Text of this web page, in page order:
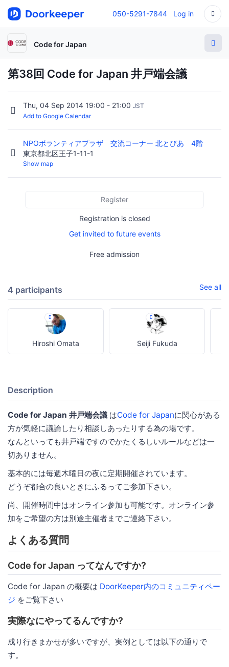
050-5291-7844 Log in
Code for Japan
第38回 Code for Japan 井戸端会議
Thu, 04 Sep 2014 19:00 - 21:00 JST
Add to Google Calendar
NPOボランティアプラザ 交流コーナー 北とぴあ 4階
東京都北区王子1-11-1
Show map
Register
Registration is closed
Get invited to future events
Free admission
4 participants See all
Hiroshi Omata Seiji Fukuda
Description
Code for Japan 井戸端会議 はCode for Japanに関心がある
方が気軽に議論したり相談しあったりする為の場です。
なんといっても井戸端ですのでかたくるしいルールなどは一
切ありません。
基本的には毎週木曜日の夜に定期開催されています。
どうぞ都合の良いときにふるってご参加下さい。
尚、開催時間中はオンライン参加も可能です。オンライン参
加をご希望の方は別途主催者までご連絡下さい。
よくある質問
Code for Japan ってなんですか?
Code for Japan の概要は DoorKeeper内のコミュニティペー
ジ をご覧下さい
実際なにやってるんですか?
成り行きまかせが多いですが、実例としては以下の通りで
す。